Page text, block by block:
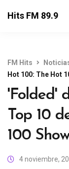
Hits FM 89.9
FM Hits
Hot 100: The Hot
'Folded'
Top 10
100
4 noviembre,